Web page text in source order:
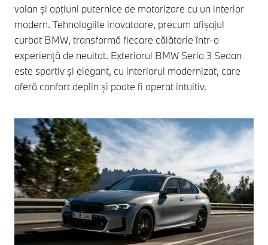
volan și opțiuni puternice de motorizare cu un interior
modern. Tehnologiile inovatoare, precum afișajul
curbat BMW, transformă fiecare călătorie într-o
experiență de neuitat. Exteriorul BMW Seria 3 Sedan
este sportiv și elegant, cu interiorul modernizat, care
oferă confort deplin și poate fi operat intuitiv.